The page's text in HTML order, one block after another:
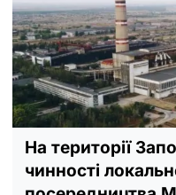
На території
чинності